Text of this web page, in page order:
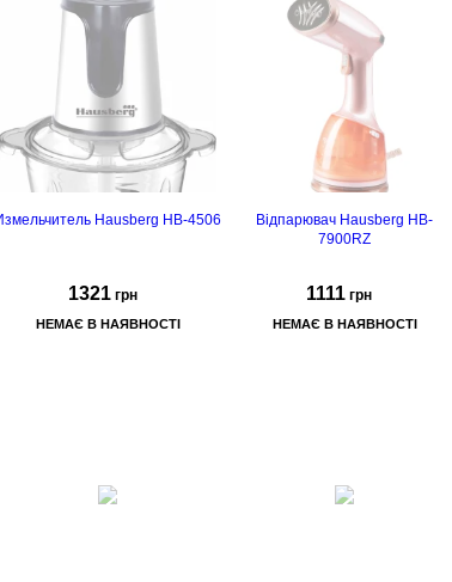
Hausberg HB-4506
1321 грн
НЕМАЄ В НАЯВНОСТІ
Відпарювач Hausberg HB-
7900RZ
1111 грн
НЕМАЄ В НАЯВНОСТІ